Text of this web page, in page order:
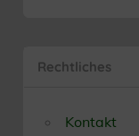
Rechtliches
Kontakt